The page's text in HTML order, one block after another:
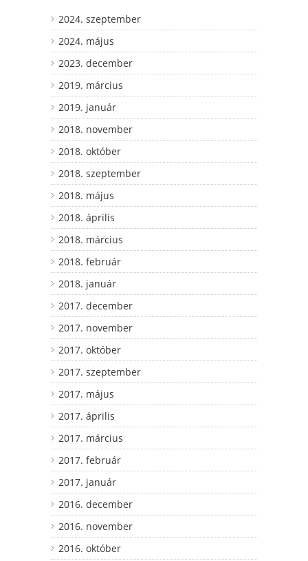
2024. szeptember
2024. május
2023. december
2019. március
2019. január
2018. november
2018. október
2018. szeptember
2018. május
2018. április
2018. március
2018. február
2018. január
2017. december
2017. november
2017. október
2017. szeptember
2017. május
2017. április
2017. március
2017. február
2017. január
2016. december
2016. november
2016. október